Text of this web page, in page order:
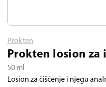
Prokten
Prokten losion
50 ml
Losion za čišćenje i njegu